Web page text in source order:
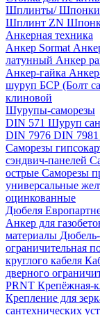
Шплинты/
Шплинт ZN
Анкерная техника
Анкер Sormat
латунный Анкер
Анкер-гайка
шуруп БСР (Болт
клиновой
Шурупы-саморезы
DIN 571 Шуруп
DIN 7976 DIN 7981
Саморезы
сэндвич-панелей
острые Саморезы
универсальные
оцинкованные
Дюбеля
Анкер для
материалы
ограничительная
круглого кабеля
дверного
PRNT Крепёжная-
Крепление для
сантехнических